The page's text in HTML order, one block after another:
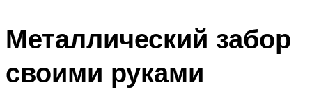
Металлический забор
своими руками